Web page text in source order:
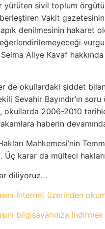
yürüten sivil toplum örgütü
Vakit
denilmesinin hakaret
Aliye Kavaf
de okullardaki şiddet
Sevahir Bayındır’ın
okullarda 2006-2010
haberin
Mahkemesi’nin
Üç karar da mülteci
diliyoruz…
İnternet üzerinden
bilgisayarınıza